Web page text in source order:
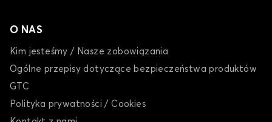
O NAS
Kim jesteśmy / Nasze zobowiązania
Ogólne przepisy dotyczące bezpieczeństwa produktów
GTC
Polityka prywatności / Cookies